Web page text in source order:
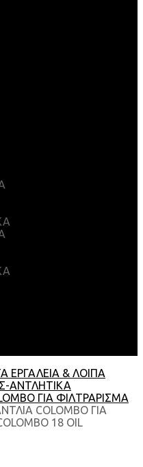
ΕΡΓΑΛΕΙΑ & ΛΟΙΠΑ
ΑΝΤΛΗΤΙΚΑ
ΓΙΑ ΦΙΛΤΡΑΡΙΣΜΑ
COLOMBO ΓΙΑ
18 OIL